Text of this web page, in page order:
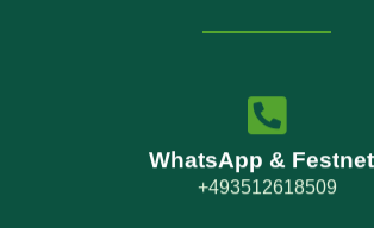
WhatsApp &
+493512618509